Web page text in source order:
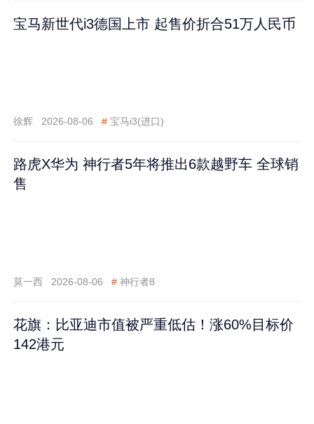
宝马新世代i3德国上市 起售价折合51万人民币
徐辉 2026-08-06 # 宝马i3(进口)
路虎X华为 神行者5年将推出6款越野车 全球销
售
莫一西 2026-08-06 # 神行者8
花旗：比亚迪市值被严重低估！涨60%目标价
142港元